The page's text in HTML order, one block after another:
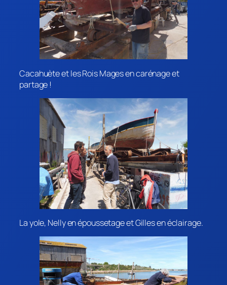
Cacahuète et les Rois Mages en carénage et
partage !
La yole, Nelly en époussetage et Gilles en éclairage.